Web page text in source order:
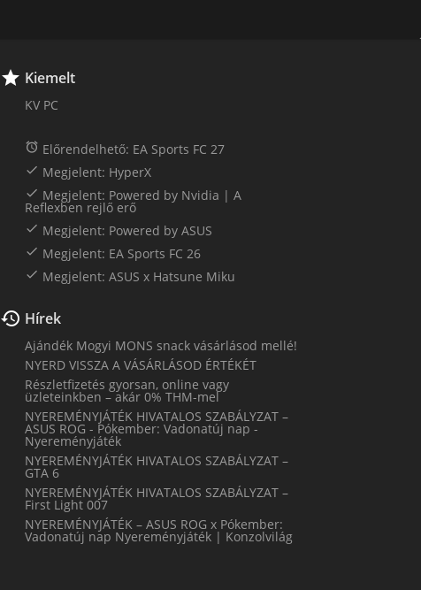
 Kiemelt
KV PC
 Előrendelhető: EA Sports FC 27
 Megjelent: HyperX
 Megjelent: Powered by Nvidia | A
Reflexben rejlő erő
 Megjelent: Powered by ASUS
 Megjelent: EA Sports FC 26
 Megjelent: ASUS x Hatsune Miku
 Hírek
Ajándék Mogyi MONS snack vásárlásod mellé!
NYERD VISSZA A VÁSÁRLÁSOD ÉRTÉKÉT
Részletfizetés gyorsan, online vagy
üzleteinkben – akár 0% THM-mel
NYEREMÉNYJÁTÉK HIVATALOS SZABÁLYZAT –
ASUS ROG - Pókember: Vadonatúj nap -
Nyereményjáték
NYEREMÉNYJÁTÉK HIVATALOS SZABÁLYZAT –
GTA 6
NYEREMÉNYJÁTÉK HIVATALOS SZABÁLYZAT –
First Light 007
NYEREMÉNYJÁTÉK – ASUS ROG x Pókember:
Vadonatúj nap Nyereményjáték | Konzolvilág